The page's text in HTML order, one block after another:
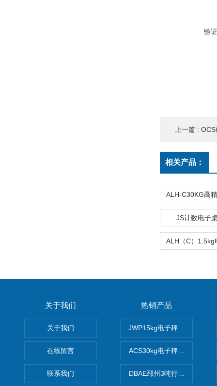
验
上一篇 :
相关产品：
JS计数电子
关于我们
关于我们
在线留言
联系我们
热销产品
JWP15kg电子秤价格,15公
ACS30kg电子秤价格,30公
DBAE邳州3吨行车电子吊秤